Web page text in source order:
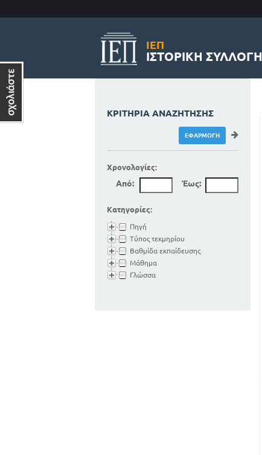
ΙΕΠ
ΙΣΤΟΡΙΚΉ ΣΥΛΛΟΓΉ
ΚΡΙΤΉΡΙΑ ΑΝΑΖΉΤΗΣΗΣ
Χρονολογίες:
Από: Έως:
Κατηγορίες:
Πηγή
Τύπος τεκμηρίου
Βαθμίδα εκπαίδευσης
Μάθημα
Γλώσσα